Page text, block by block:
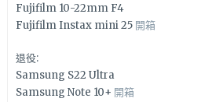
Fujifilm 10-22mm F4
Fujifilm Instax mini 25 開箱
退役:
Samsung S22 Ultra
Samsung Note 10+ 開箱